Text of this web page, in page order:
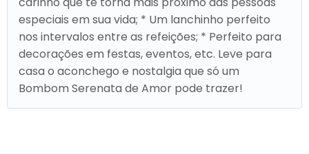
especiais em sua vida; * Um lanchinho perfeito
nos intervalos entre as refeições; * Perfeito para
decorações em festas, eventos, etc. Leve para
casa o aconchego e nostalgia que só um
Bombom Serenata de Amor pode trazer!